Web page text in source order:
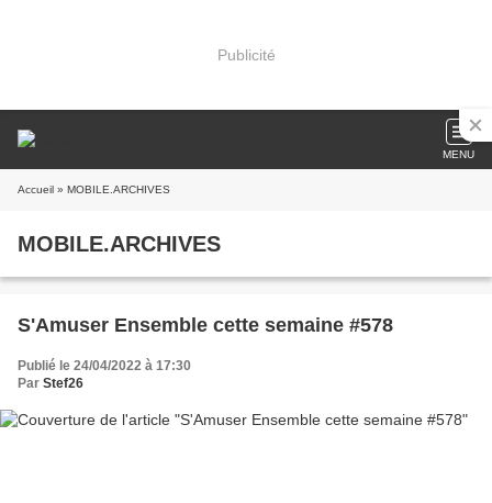
Publicité
MENU
Accueil » MOBILE.ARCHIVES
MOBILE.ARCHIVES
S'Amuser Ensemble cette semaine #578
Publié le 24/04/2022 à 17:30
Par Stef26